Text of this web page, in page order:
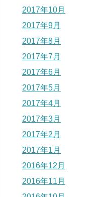
2017年10月
2017年9月
2017年8月
2017年7月
2017年6月
2017年5月
2017年4月
2017年3月
2017年2月
2017年1月
2016年12月
2016年11月